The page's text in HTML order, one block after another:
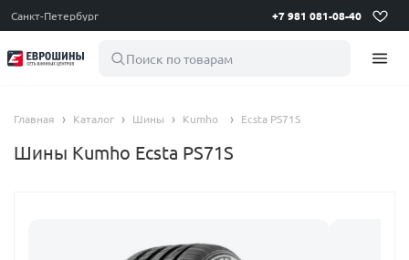
Санкт-Петербург +7 981 081-08-40
Поиск по товарам
Главная Каталог Шины Kumho Ecsta PS71S
Шины Kumho Ecsta PS71S